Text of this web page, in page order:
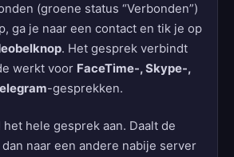
(groene status “Verbonden”)
ga je naar een contact en tik je op
. Het gesprek verbindt
werkt voor FaceTime-, Skype-,
-gesprekken.
het hele gesprek aan. Daalt de
naar een andere nabije server